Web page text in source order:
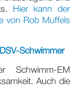
Hier kann der
von Rob Muffels
Schwimmer
Schwimm-EM
Auch die